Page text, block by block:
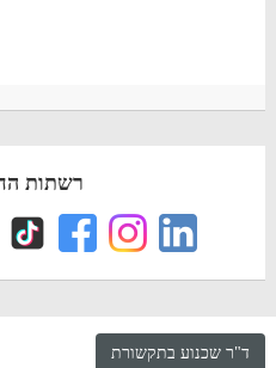
רשתות
ד"ר שכנוע בתקשורת